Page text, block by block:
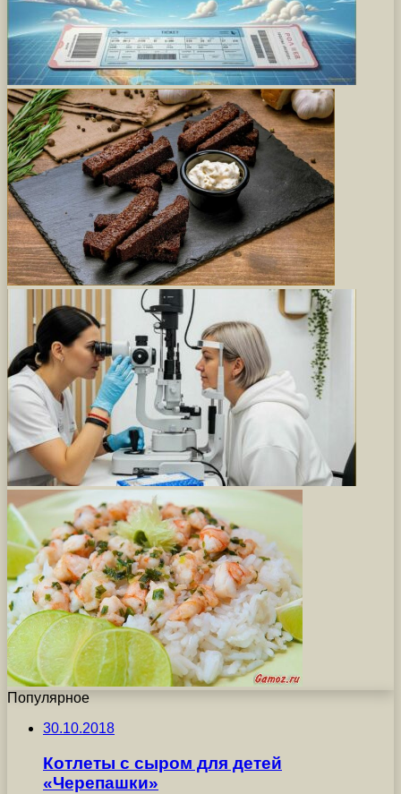
Популярное
30.10.2018
Котлеты с сыром для детей
«Черепашки»